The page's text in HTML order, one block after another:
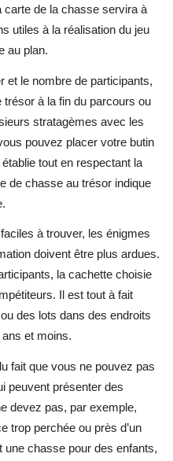
carte de la chasse servira à
utiles à la réalisation du jeu
au plan.
et le nombre de participants,
à la fin du parcours ou
stratagèmes avec les
pouvez placer votre butin
tout en respectant la
de chasse au trésor indique
à trouver, les énigmes
doivent être plus ardues.
la cachette choisie
Il est tout à fait
des lots dans des endroits
et moins.
fait que vous ne pouvez pas
peuvent présenter des
devez pas, par exemple,
trop perchée ou près d’un
une chasse pour des enfants,